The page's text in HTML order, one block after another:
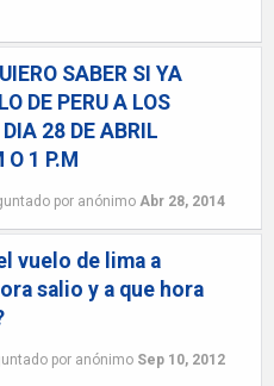
SABER SI YA
DE PERU A LOS
28 DE ABRIL
O 1 P.M
por anónimo Abr 28, 2014
vuelo de lima a
salio y a que hora
por anónimo Sep 10, 2012